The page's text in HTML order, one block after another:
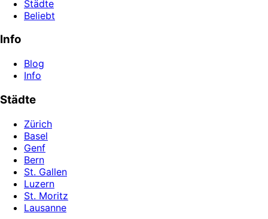
Städte
Beliebt
Info
Blog
Info
Städte
Zürich
Basel
Genf
Bern
St. Gallen
Luzern
St. Moritz
Lausanne